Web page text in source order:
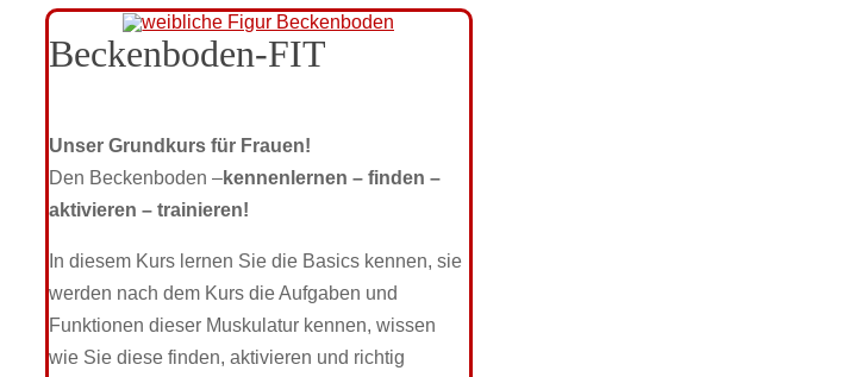
Beckenboden-FIT
Unser Grundkurs für Frauen!
Den Beckenboden –kennenlernen – finden –
aktivieren – trainieren!
In diesem Kurs lernen Sie die Basics kennen, sie
werden nach dem Kurs die Aufgaben und
Funktionen dieser Muskulatur kennen, wissen
wie Sie diese finden, aktivieren und richtig